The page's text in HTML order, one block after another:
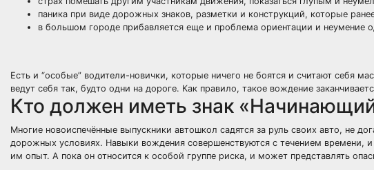
паника при виде дорожных знаков, разметки и конструкций, которые
в большом городе прибавляется еще и проблема ориентации и неумение
Есть и “особые” водители-новички, которые ничего не боятся и считают себя
ведут себя так, будто одни на дороге. Как правило, такое вождение
Кто должен иметь знак
Многие новоиспечённые выпускники автошкол садятся за руль своих авто, не
дорожных условиях. Навыки вождения совершенствуются с течением времени,
им опыт. А пока он относится к особой группе риска, и может представлять